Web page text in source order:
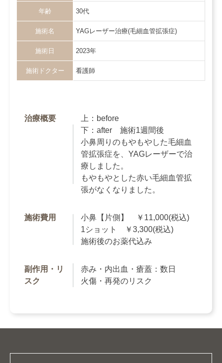
年齢 30代
施術名 YAGレーザー治療(毛細血管拡張症)
施術日 2023年
施術ドクター 看護師
治療概要
上：before
下：after 施術1週間後
小鼻周りのもやもやした毛細血
管拡張症を、YAGレーザーで治
療しました。
もやもやとした赤い毛細血管拡
張がなくなりました。
施術費用
小鼻【片側】 ￥11,000(税込)
1ショット ￥3,300(税込)
施術後のお薬代込み
副作用・リ
スク
赤み・内出血・瘡蓋：数日
火傷・再発のリスク